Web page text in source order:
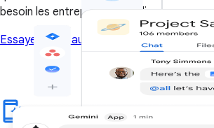
besoin les entreprises qui utilisent
Essayer Chat au travailSe connecter